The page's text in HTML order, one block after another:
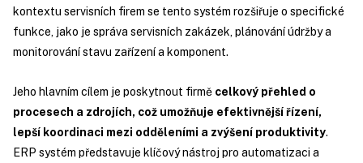
kontextu servisních firem se tento systém rozšiřuje o specifické
funkce, jako je správa servisních zakázek, plánování údržby a
monitorování stavu zařízení a komponent.
Jeho hlavním cílem je poskytnout firmě celkový přehled o
procesech a zdrojích, což umožňuje efektivnější řízení,
lepší koordinaci mezi odděleními a zvýšení produktivity.
ERP systém představuje klíčový nástroj pro automatizaci a